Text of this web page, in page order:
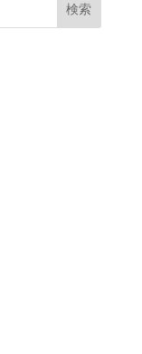
検索